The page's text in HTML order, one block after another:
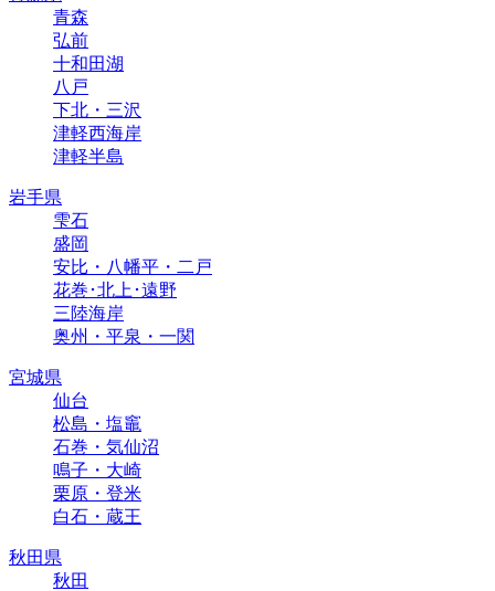
青森
弘前
十和田湖
八戸
下北・三沢
津軽西海岸
津軽半島
岩手県
雫石
盛岡
安比・八幡平・二戸
花巻･北上･遠野
三陸海岸
奥州・平泉・一関
宮城県
仙台
松島・塩竈
石巻・気仙沼
鳴子・大崎
栗原・登米
白石・蔵王
秋田県
秋田